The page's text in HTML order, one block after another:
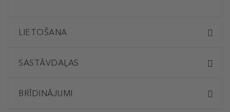
LIETOŠANA
SASTĀVDAĻAS
BRĪDINĀJUMI